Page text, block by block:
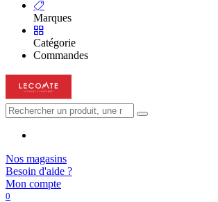
Marques
Catégorie
Commandes
Nos magasins
Besoin d'aide ?
Mon compte
0